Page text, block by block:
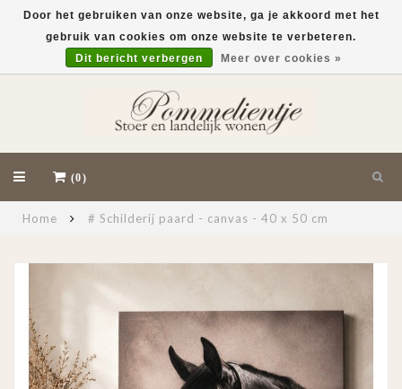
(0)
Home # Schilderij paard - canvas - 40 x 50 cm
Door het gebruiken van onze website, ga je akkoord met het
gebruik van cookies om onze website te verbeteren.
Dit bericht verbergen
Meer over cookies »